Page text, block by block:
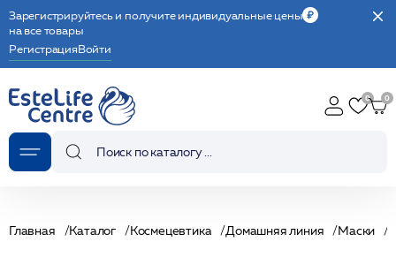
Зарегистрируйтесь и получите индивидуальные цены
на все товары
РегистрацияВойти
Главная Каталог Космецевтика Домашняя линия Маски